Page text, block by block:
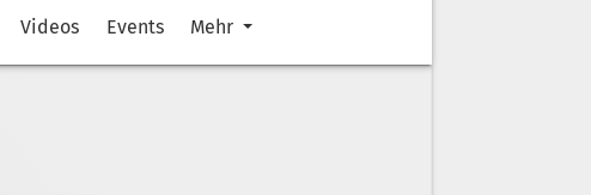
Videos Events Mehr